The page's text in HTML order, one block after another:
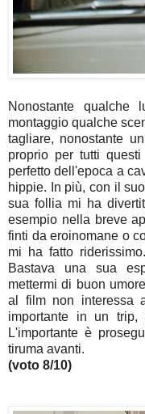
Nonostante qualche
montaggio qualche
tagliare, nonostante
proprio per tutti
perfetto dell'epoca a
hippie. In più, con il
sua follia mi ha
esempio nella breve
finti da eroinomane o
mi ha fatto
Bastava una sua
mettermi di buon
al film non interessa
importante in un
L'importante è
tiruma avanti.
(voto 8/10)